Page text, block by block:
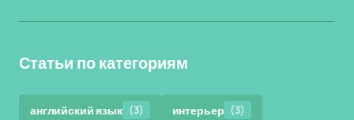
Статьи по категориям
английский язык (3) интерьер (3)